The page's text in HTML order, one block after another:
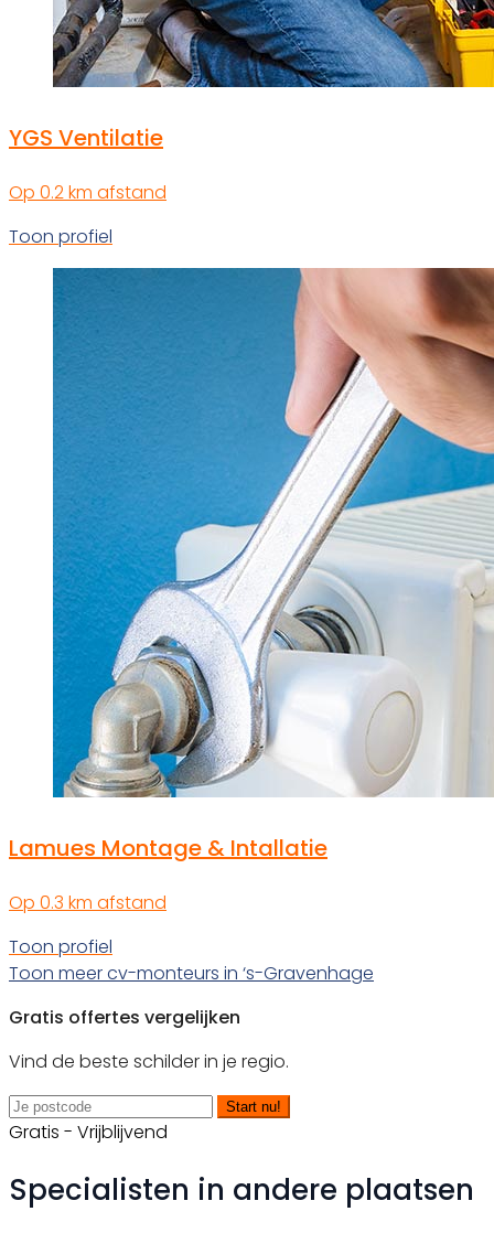
YGS Ventilatie
Op 0.2 km afstand
Toon profiel
Lamues Montage & Intallatie
Op 0.3 km afstand
Toon profiel
Toon meer cv-monteurs in ‘s-Gravenhage
Gratis offertes vergelijken
Vind de beste schilder in je regio.
Start nu!
Gratis - Vrijblijvend
Specialisten in andere plaatsen